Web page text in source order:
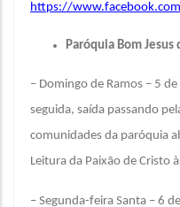
https://
Paróquia Bom Jesus
– Domingo de Ramos – 5
seguida, saída passando
comunidades da paróquia
Leitura da Paixão de Cristo
– Segunda-feira Santa – 6